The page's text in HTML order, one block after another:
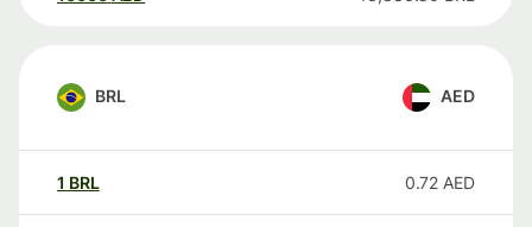
BRL AED
1 BRL 0.72 AED